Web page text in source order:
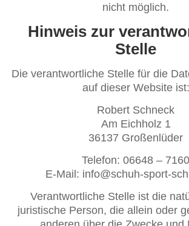
nicht möglich.
Hinweis zur
Stelle
Die verantwortliche Stelle für die
auf dieser Website ist:
Robert Schneck
Am Eichholz 1
36137 Großenlüder
Telefon: 06648 – 7160
E-Mail: info@schuh-sport-
Verantwortliche Stelle ist die
juristische Person, die allein oder